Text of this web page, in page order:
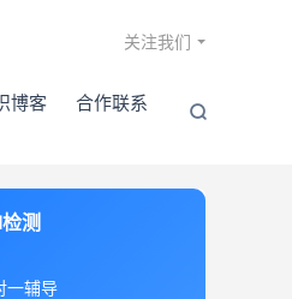
博客 合作联系 
关注我们
测
一辅导